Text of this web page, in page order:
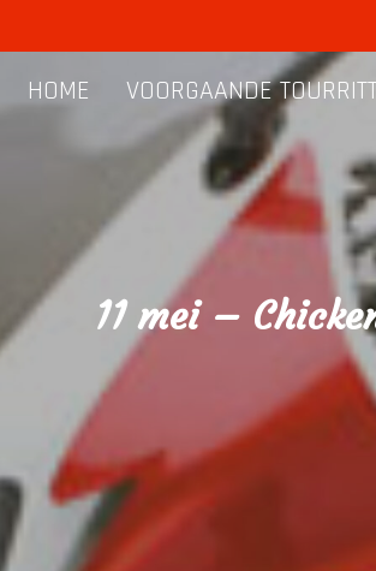
HOME VOORGAANDE
11 mei –